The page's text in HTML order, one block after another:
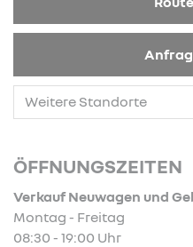
ÖFFNUNGSZEITEN
Verkauf Neuwagen und
Montag - Freitag
08:30 - 19:00 Uhr